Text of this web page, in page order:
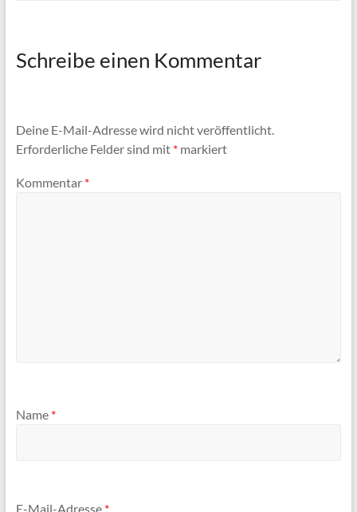
Schreibe einen Kommentar
Deine E-Mail-Adresse wird nicht veröffentlicht.
Erforderliche Felder sind mit *markiert
Kommentar *
Name *
E-Mail-Adresse *